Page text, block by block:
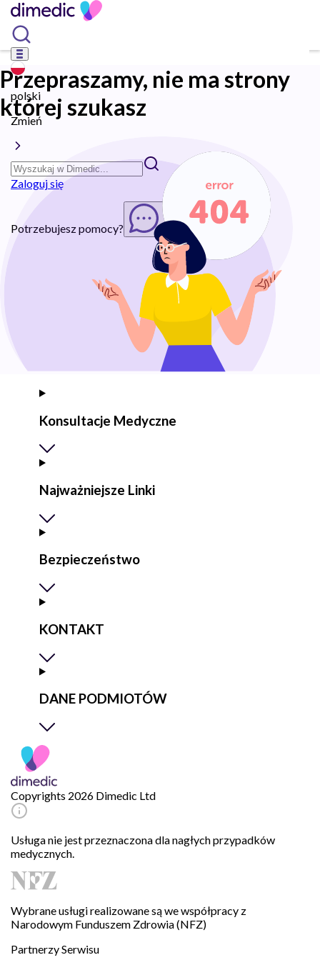
polski
Zmień
Zaloguj się
Potrzebujesz pomocy? Rozpocznij chat
Przepraszamy, nie ma strony
której szukasz
Konsultacje Medyczne
Najważniejsze Linki
Bezpieczeństwo
KONTAKT
DANE PODMIOTÓW
Copyrights 2026 Dimedic Ltd
Usługa nie jest przeznaczona dla nagłych przypadków
medycznych.
Wybrane usługi realizowane są we współpracy z
Narodowym Funduszem Zdrowia (NFZ)
Partnerzy Serwisu